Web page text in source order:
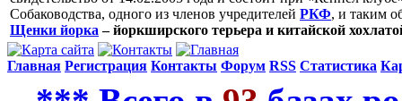
Собаководства, одного из членов учредителей РКФ, и таким
Щенки йорка – йоркширского терьера и китайской
Главная Регистрация Контакты Форум RSS Статистика